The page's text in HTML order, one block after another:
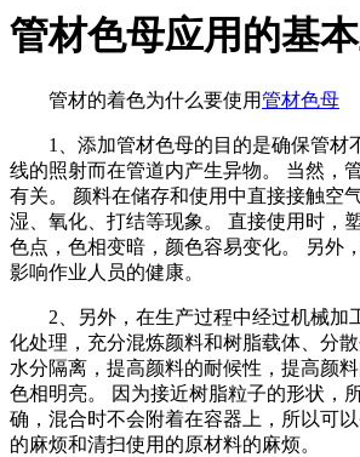
管材色母应用的基
管材的着色为什么要使用管材色母
1、添加管材色母的目的是确保管材
线的照射而在管道内产生异物。 当然，
有关。 颜料在储存和使用中直接接触空
湿、氧化、打结等现象。 直接使用时，
色点，色相变暗，颜色容易变化。 另外
影响作业人员的健康。
2、另外，在生产过程中经过机械加
化处理，充分混炼颜料和树脂载体、分散
水分隔离，提高颜料的耐候性，提高颜
色相明亮。 因为接近树脂粒子的形状，
确，混合时不会附着在容器上，所以可
的麻烦和清扫使用的原材料的麻烦。